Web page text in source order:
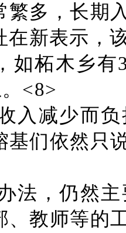
繁多，长期
在新表示，
如柘木乡
<8>
入减少而
基们依然只
法，仍然
、教师等的